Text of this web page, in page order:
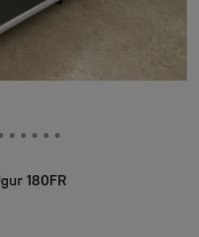
180FR